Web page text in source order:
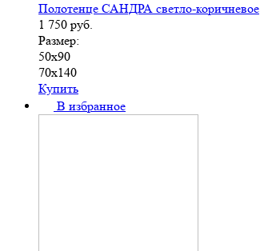
Полотенце САНДРА светло-коричневое
1 750 руб.
Размер:
50х90
70х140
Купить
В избранное